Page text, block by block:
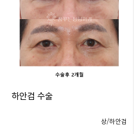
하안검 수술
상/하안검